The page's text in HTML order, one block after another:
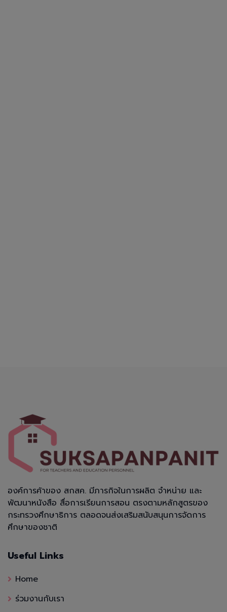
องค์การค้าของ สกสค. มีภารกิจในการผลิต จำหน่าย และ
พัฒนาหนังสือ สื่อการเรียนการสอน ตรงตามหลักสูตรของ
กระทรวงศึกษาธิการ ตลอดจนส่งเสริมสนับสนุนการจัดการ
ศึกษาของชาติ
Useful Links
Home
ร่วมงานกับเรา